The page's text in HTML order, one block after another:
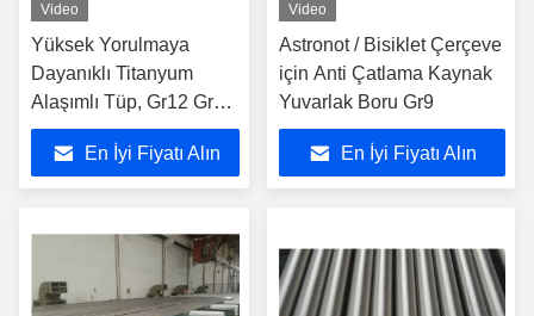
Video
Yüksek Yorulmaya
Dayanıklı Titanyum
Alaşımlı Tüp, Gr12 Gr16
Soğuk Çekilmiş Dikişsiz
Boru
En İyi Fiyatı Alın
Video
Astronot / Bisiklet Çerçeve
için Anti Çatlama Kaynak
Yuvarlak Boru Gr9
En İyi Fiyatı Alın